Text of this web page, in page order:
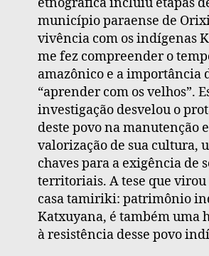
município paraense de
vivência com os indígenas
me fez compreender o
amazônico e a importância
“aprender com os velhos”.
investigação desvelou o
deste povo na manutenção e
valorização de sua cultura,
chaves para a exigência de
territoriais. A tese que
casa tamiriki: patrimônio
Katxuyana, é também uma
à resistência desse povo